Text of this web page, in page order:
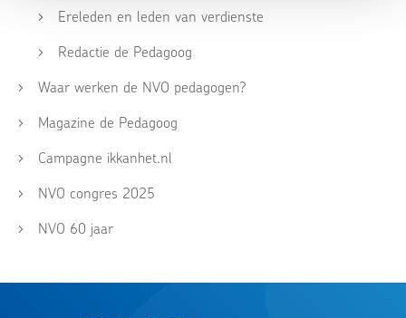
Ereleden en leden van verdienste
Redactie de Pedagoog
Waar werken de NVO pedagogen?
Magazine de Pedagoog
Campagne ikkanhet.nl
NVO congres 2025
NVO 60 jaar